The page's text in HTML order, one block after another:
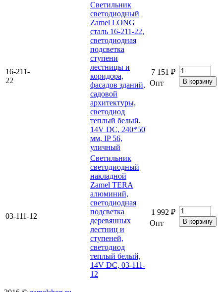
16-211-
22
Светильник
светодиодный
Zamel LONG
сталь 16-211-22,
светодиодная
подсветка
ступени
лестницы и
коридора,
фасадов зданий,
садовой
архитектуры,
светодиод
теплый белый,
14V DC, 240*50
мм, IP 56,
уличный
7 151 ₽
Опт
03-111-12
Светильник
светодиодный
накладной
Zamel TERA
алюминий,
светодиодная
подсветка
деревянных
лестниц и
ступеней,
светодиод
теплый белый,
14V DC, 03-111-
12
1 992 ₽
Опт